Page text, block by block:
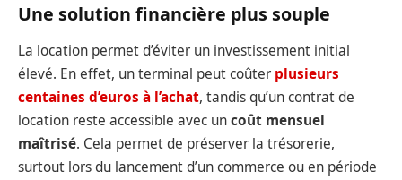
Une solution financière plus souple
La location permet d’éviter un investissement initial
élevé. En effet, un terminal peut coûter plusieurs
centaines d’euros à l’achat, tandis qu’un contrat de
location reste accessible avec uncoût mensuel
maîtrisé. Cela permet de préserver la trésorerie,
surtout lors du lancement d’un commerce ou en période